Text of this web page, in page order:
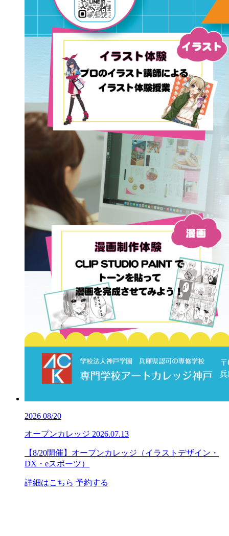
2026 08/20
オープンカレッジ 2026.07.13
【8/20開催】オープンカレッジ（イラストデザイン・
DX・eスポーツ）
詳細はこちら 予約する